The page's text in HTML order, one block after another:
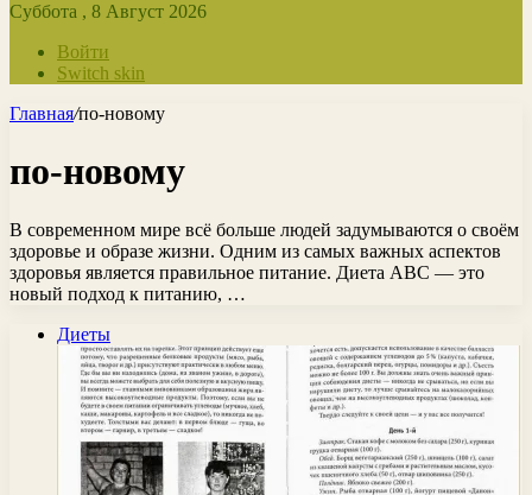
Суббота , 8 Август 2026
Войти
Switch skin
Главная/по-новому
по-новому
В современном мире всё больше людей задумываются о своём
здоровье и образе жизни. Одним из самых важных аспектов
здоровья является правильное питание. Диета АВС — это
новый подход к питанию, …
Диеты